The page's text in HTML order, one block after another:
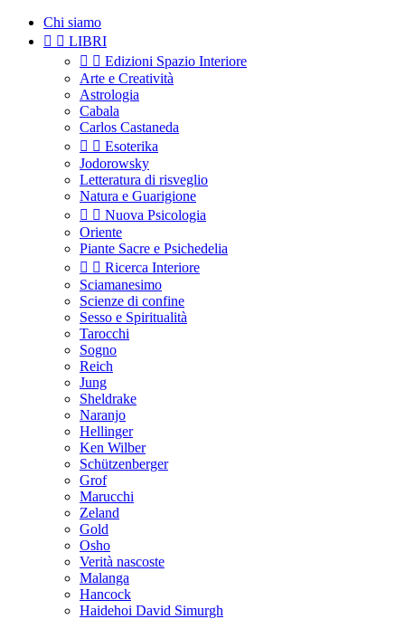
Chi siamo
  LIBRI
  Edizioni Spazio Interiore
Arte e Creatività
Astrologia
Cabala
Carlos Castaneda
  Esoterika
Jodorowsky
Letteratura di risveglio
Natura e Guarigione
  Nuova Psicologia
Oriente
Piante Sacre e Psichedelia
  Ricerca Interiore
Sciamanesimo
Scienze di confine
Sesso e Spiritualità
Tarocchi
Sogno
Reich
Jung
Sheldrake
Naranjo
Hellinger
Ken Wilber
Schützenberger
Grof
Marucchi
Zeland
Gold
Osho
Verità nascoste
Malanga
Hancock
Haidehoi David Simurgh